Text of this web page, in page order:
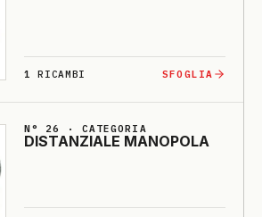
1 RICAMBI SFOGLIA
N° 26 · CATEGORIA
DISTANZIA­LE MA­NO­PO­LA